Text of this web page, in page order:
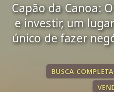
Capão da Canoa:
e investir, um
único de fazer
BUSCA COMPLETA